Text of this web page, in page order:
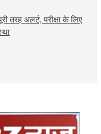
तरह अलर्ट, परीक्षा के लिए